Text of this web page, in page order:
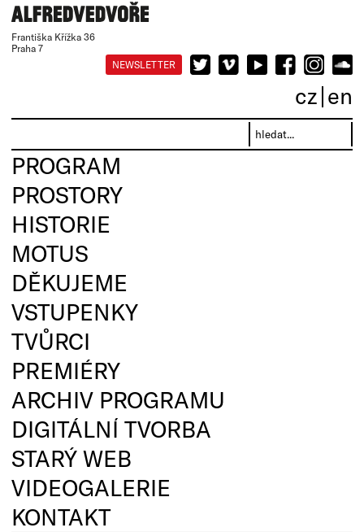
Františka Křížka 36
Praha 7
NEWSLETTER
cz en
PROGRAM
PROSTORY
HISTORIE
MOTUS
DĚKUJEME
VSTUPENKY
TVŮRCI
PREMIÉRY
ARCHIV PROGRAMU
DIGITÁLNÍ TVORBA
STARÝ WEB
VIDEOGALERIE
KONTAKT